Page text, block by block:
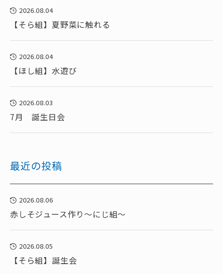
2026.08.04
【そら組】夏野菜に触れる
2026.08.04
【ほし組】水遊び
2026.08.03
7月 誕生日会
最近の投稿
2026.08.06
赤しそジュース作り～にじ組～
2026.08.05
【そら組】誕生会